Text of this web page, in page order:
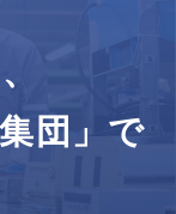
団」で